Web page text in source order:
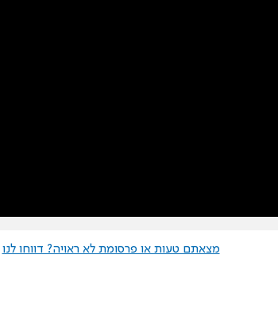
מצאתם טעות או פרסומת לא ראויה? דווחו לנו